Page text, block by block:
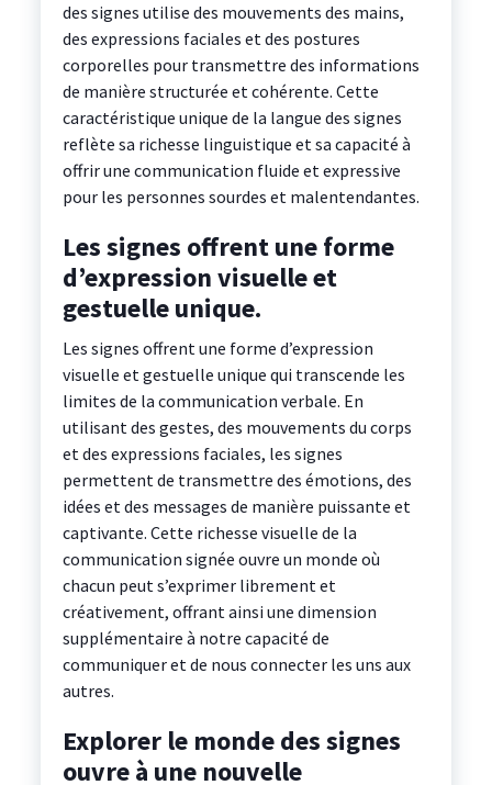
des signes utilise des mouvements des mains,
des expressions faciales et des postures
corporelles pour transmettre des informations
de manière structurée et cohérente. Cette
caractéristique unique de la langue des signes
reflète sa richesse linguistique et sa capacité à
offrir une communication fluide et expressive
pour les personnes sourdes et malentendantes.
Les signes offrent une forme
d’expression visuelle et
gestuelle unique.
Les signes offrent une forme d’expression
visuelle et gestuelle unique qui transcende les
limites de la communication verbale. En
utilisant des gestes, des mouvements du corps
et des expressions faciales, les signes
permettent de transmettre des émotions, des
idées et des messages de manière puissante et
captivante. Cette richesse visuelle de la
communication signée ouvre un monde où
chacun peut s’exprimer librement et
créativement, offrant ainsi une dimension
supplémentaire à notre capacité de
communiquer et de nous connecter les uns aux
autres.
Explorer le monde des signes
ouvre à une nouvelle